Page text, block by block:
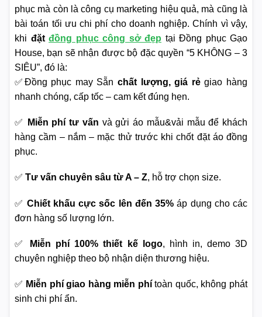
phục mà còn là công cụ marketing hiệu quả, mà cũng là
bài toán tối ưu chi phí cho doanh nghiệp. Chính vì vậy,
khi đặt đồng phục công sở đẹp tại Đồng phục Gạo
House, bạn sẽ nhận được bộ đặc quyền “5 KHÔNG – 3
SIÊU”, đó là:
✅Đồng phục may Sẵn chất lượng, giá rẻgiao hàng
nhanh chóng, cấp tốc – cam kết đúng hẹn.
✅ Miễn phí tư vấn và gửi áo mẫu&vải mẫu để khách
hàng cầm – nắm – mặc thử trước khi chốt đặt áo đồng
phục.
✅ Tư vấn chuyên sâu từ A – Z, hỗ trợ chọn size.
✅ Chiết khấu cực sốc lên đến 35% áp dụng cho các
đơn hàng số lượng lớn.
✅ Miễn phí 100% thiết kế logo, hình in, demo 3D
chuyên nghiệp theo bộ nhận diện thương hiệu.
✅ Miễn phí giao hàng miễn phítoàn quốc, không phát
sinh chi phí ẩn.